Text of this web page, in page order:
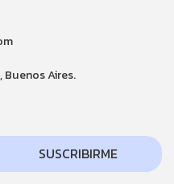
Buenos Aires.
SUSCRIBIRME